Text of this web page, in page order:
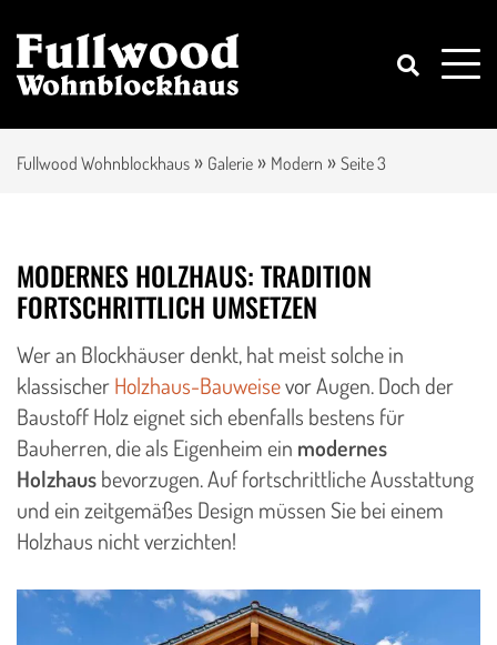
Fullwood Wohnblockhaus » Galerie » Modern » Seite 3
MODERNES HOLZHAUS: TRADITION
FORTSCHRITTLICH UMSETZEN
Wer an Blockhäuser denkt, hat meist solche in
klassischerHolzhaus-Bauweisevor Augen. Doch der
Baustoff Holz eignet sich ebenfalls bestens für
Bauherren, die als Eigenheim ein modernes
Holzhausbevorzugen. Auf fortschrittliche Ausstattung
und ein zeitgemäßes Design müssen Sie bei einem
Holzhaus nicht verzichten!